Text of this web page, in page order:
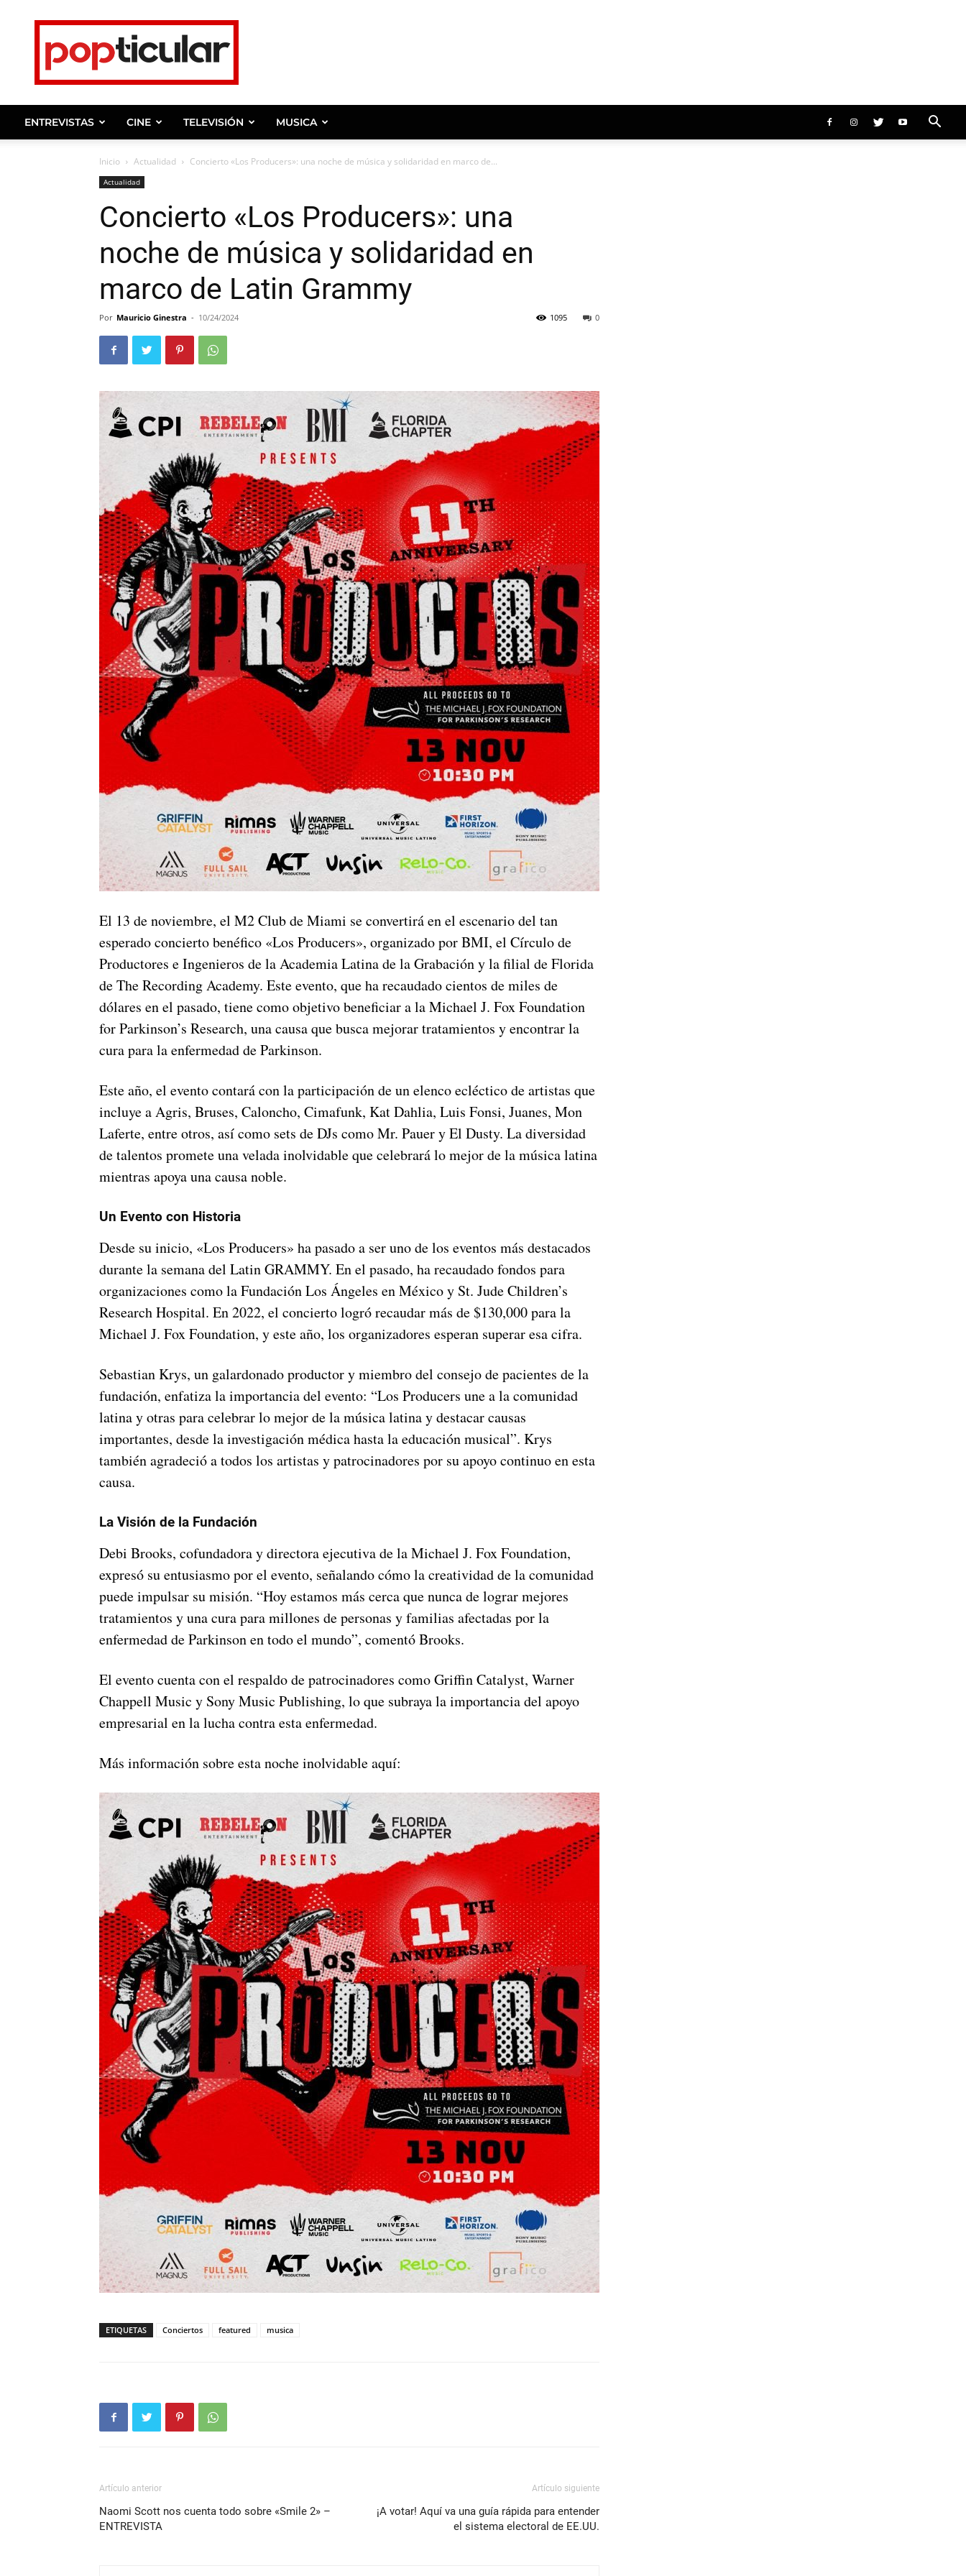
Noticias
de
y
celebridades.
ENTREVISTAS CINE TELEVISIÓN MUSICA
Inicio Actualidad Concierto «Los Producers»: una noche de música y solidaridad en marco de...
Actualidad
Concierto «Los Producers»: una
noche de música y solidaridad en
marco de Latin Grammy
Por Mauricio Ginestra - 10/24/2024 0
1095
El 13 de noviembre, el M2 Club de Miami se convertirá en el escenario del tan
esperado concierto benéfico «Los Producers», organizado por BMI, el Círculo de
Productores e Ingenieros de la Academia Latina de la Grabación y la filial de Florida
de The Recording Academy. Este evento, que ha recaudado cientos de miles de
dólares en el pasado, tiene como objetivo beneficiar a la Michael J. Fox Foundation
for Parkinson’s Research, una causa que busca mejorar tratamientos y encontrar la
cura para la enfermedad de Parkinson.
Este año, el evento contará con la participación de un elenco ecléctico de artistas que
incluye a Agris, Bruses, Caloncho, Cimafunk, Kat Dahlia, Luis Fonsi, Juanes, Mon
Laferte, entre otros, así como sets de DJs como Mr. Pauer y El Dusty. La diversidad
de talentos promete una velada inolvidable que celebrará lo mejor de la música latina
mientras apoya una causa noble.
Un Evento con Historia
Desde su inicio, «Los Producers» ha pasado a ser uno de los eventos más destacados
durante la semana del Latin GRAMMY. En el pasado, ha recaudado fondos para
organizaciones como la Fundación Los Ángeles en México y St. Jude Children’s
Research Hospital. En 2022, el concierto logró recaudar más de $130,000 para la
Michael J. Fox Foundation, y este año, los organizadores esperan superar esa cifra.
Sebastian Krys, un galardonado productor y miembro del consejo de pacientes de la
fundación, enfatiza la importancia del evento: “Los Producers une a la comunidad
latina y otras para celebrar lo mejor de la música latina y destacar causas
importantes, desde la investigación médica hasta la educación musical”. Krys
también agradeció a todos los artistas y patrocinadores por su apoyo continuo en esta
causa.
La Visión de la Fundación
Debi Brooks, cofundadora y directora ejecutiva de la Michael J. Fox Foundation,
expresó su entusiasmo por el evento, señalando cómo la creatividad de la comunidad
puede impulsar su misión. “Hoy estamos más cerca que nunca de lograr mejores
tratamientos y una cura para millones de personas y familias afectadas por la
enfermedad de Parkinson en todo el mundo”, comentó Brooks​.
El evento cuenta con el respaldo de patrocinadores como Griffin Catalyst, Warner
Chappell Music y Sony Music Publishing, lo que subraya la importancia del apoyo
empresarial en la lucha contra esta enfermedad.
Más información sobre esta noche inolvidable aquí:
ETIQUETAS Conciertos featured musica
Artículo anterior
Naomi Scott nos cuenta todo sobre «Smile 2» –
ENTREVISTA
Artículo siguiente
¡A votar! Aquí va una guía rápida para entender
el sistema electoral de EE.UU.